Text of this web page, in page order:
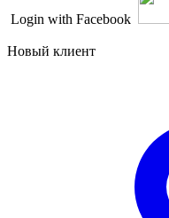
Login with Facebook
Новый клиент